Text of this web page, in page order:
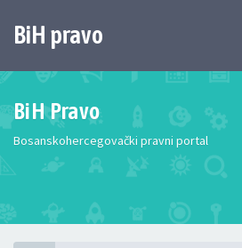
BiH pravo
BiH Pravo
Bosanskohercegovački pravni portal